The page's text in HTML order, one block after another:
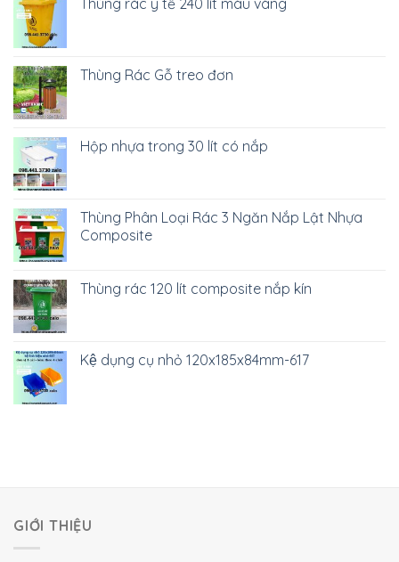
Thùng rác y tế 240 lít màu vàng
Thùng Rác Gỗ treo đơn
Hộp nhựa trong 30 lít có nắp
Thùng Phân Loại Rác 3 Ngăn Nắp Lật Nhựa
Composite
Thùng rác 120 lít composite nắp kín
Kệ dụng cụ nhỏ 120x185x84mm-617
GIỚI THIỆU